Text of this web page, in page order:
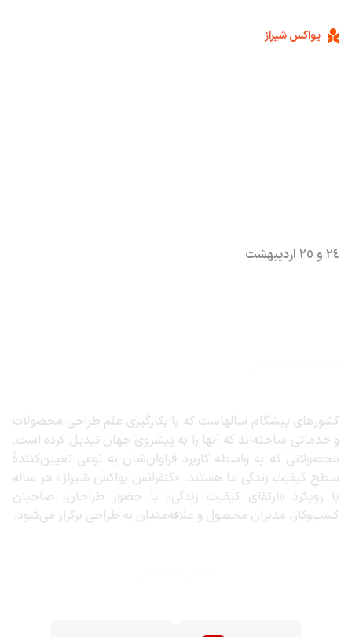
یواکس شیراز
٢٤ و ٢٥ ارديبهشت
کشورهای پیشگام سالهاست که با بکارگیری علم طراحی محصولات
و خدماتی ساخته‌اند که آنها را به پیشروی جهان تبدیل کرده است.
محصولاتی که به واسطه کاربرد فراوان‌شان به نوعی تعیین‌کنندهٔ
سطحِ کیفیت زندگی ما هستند. «کنفرانس یواکس شیراز» هر ساله
با رویکرد «ارتقای کیفیت زندگی» با حضور طراحان،‌ صاحبان
کسب‌و‌کار، مدیران محصول و علاقه‌مندان به طراحی برگزار می‌شود.